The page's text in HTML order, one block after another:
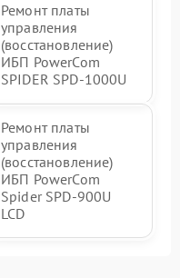
Ремонт платы
управления
(восстановление)
ИБП PowerCom
SPIDER SPD-1000U
Ремонт платы
управления
(восстановление)
ИБП PowerCom
Spider SPD-900U
LCD